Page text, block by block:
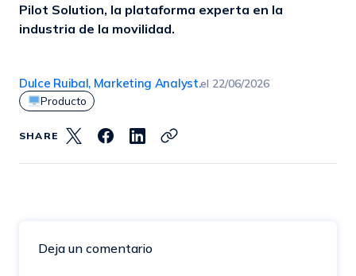
Pilot Solution, la plataforma experta en la
industria de la movilidad.
Dulce Ruibal, Marketing Analyst.el 22/06/2026
Producto
SHARE
Deja un comentario